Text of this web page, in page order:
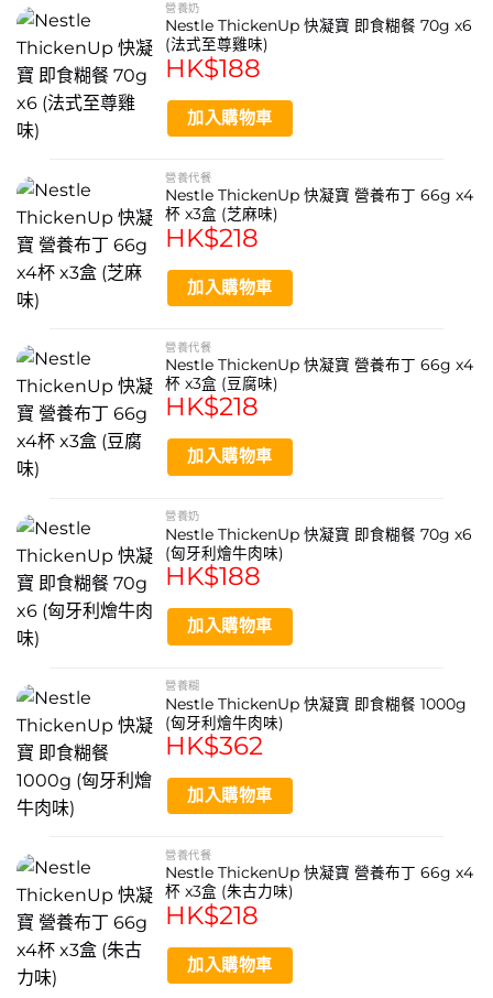
即食沖調，方便快捷
提供均衡營養
雀巢品質保證
適合特殊飲食需求
產品功能
為吞嚥困難者提供營養支持
作為日常營養補充餐食
術後或康復期營養補充
即時沖泡，快速食用
產品規格
淨重: 1000g
類型: 即食營養糊餐
適用對象: 吞嚥困難人士
https://www.nestle.com.hk/en
https://www.nestle.com.hk/zh
https://www.nestle.com/
這款產品適合什麼人食用？
本產品專為有吞嚥困難的人士設計，例如長者、術後恢復期
患者或吞嚥功能受損者，需要特殊飲食質地以安全進食的人
群。
食用前需要如何準備？
根據產品說明，這是一款即食營養糊餐，通常只需按比例加
營養奶
Nestle ThickenUp 快凝寶 即食糊餐 70g x6
(法式至尊雞味)
HK$188
加入購物車
營養代餐
Nestle ThickenUp 快凝寶 營養布丁 66g x4
杯 x3盒 (芝麻味)
HK$218
加入購物車
營養代餐
Nestle ThickenUp 快凝寶 營養布丁 66g x4
杯 x3盒 (豆腐味)
HK$218
加入購物車
營養奶
Nestle ThickenUp 快凝寶 即食糊餐 70g x6
(匈牙利燴牛肉味)
HK$188
加入購物車
營養糊
Nestle ThickenUp 快凝寶 即食糊餐 1000g
(匈牙利燴牛肉味)
HK$362
加入購物車
營養代餐
Nestle ThickenUp 快凝寶 營養布丁 66g x4
杯 x3盒 (朱古力味)
HK$218
加入購物車